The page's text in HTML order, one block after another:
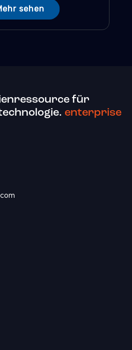
sehen
für
enterprise